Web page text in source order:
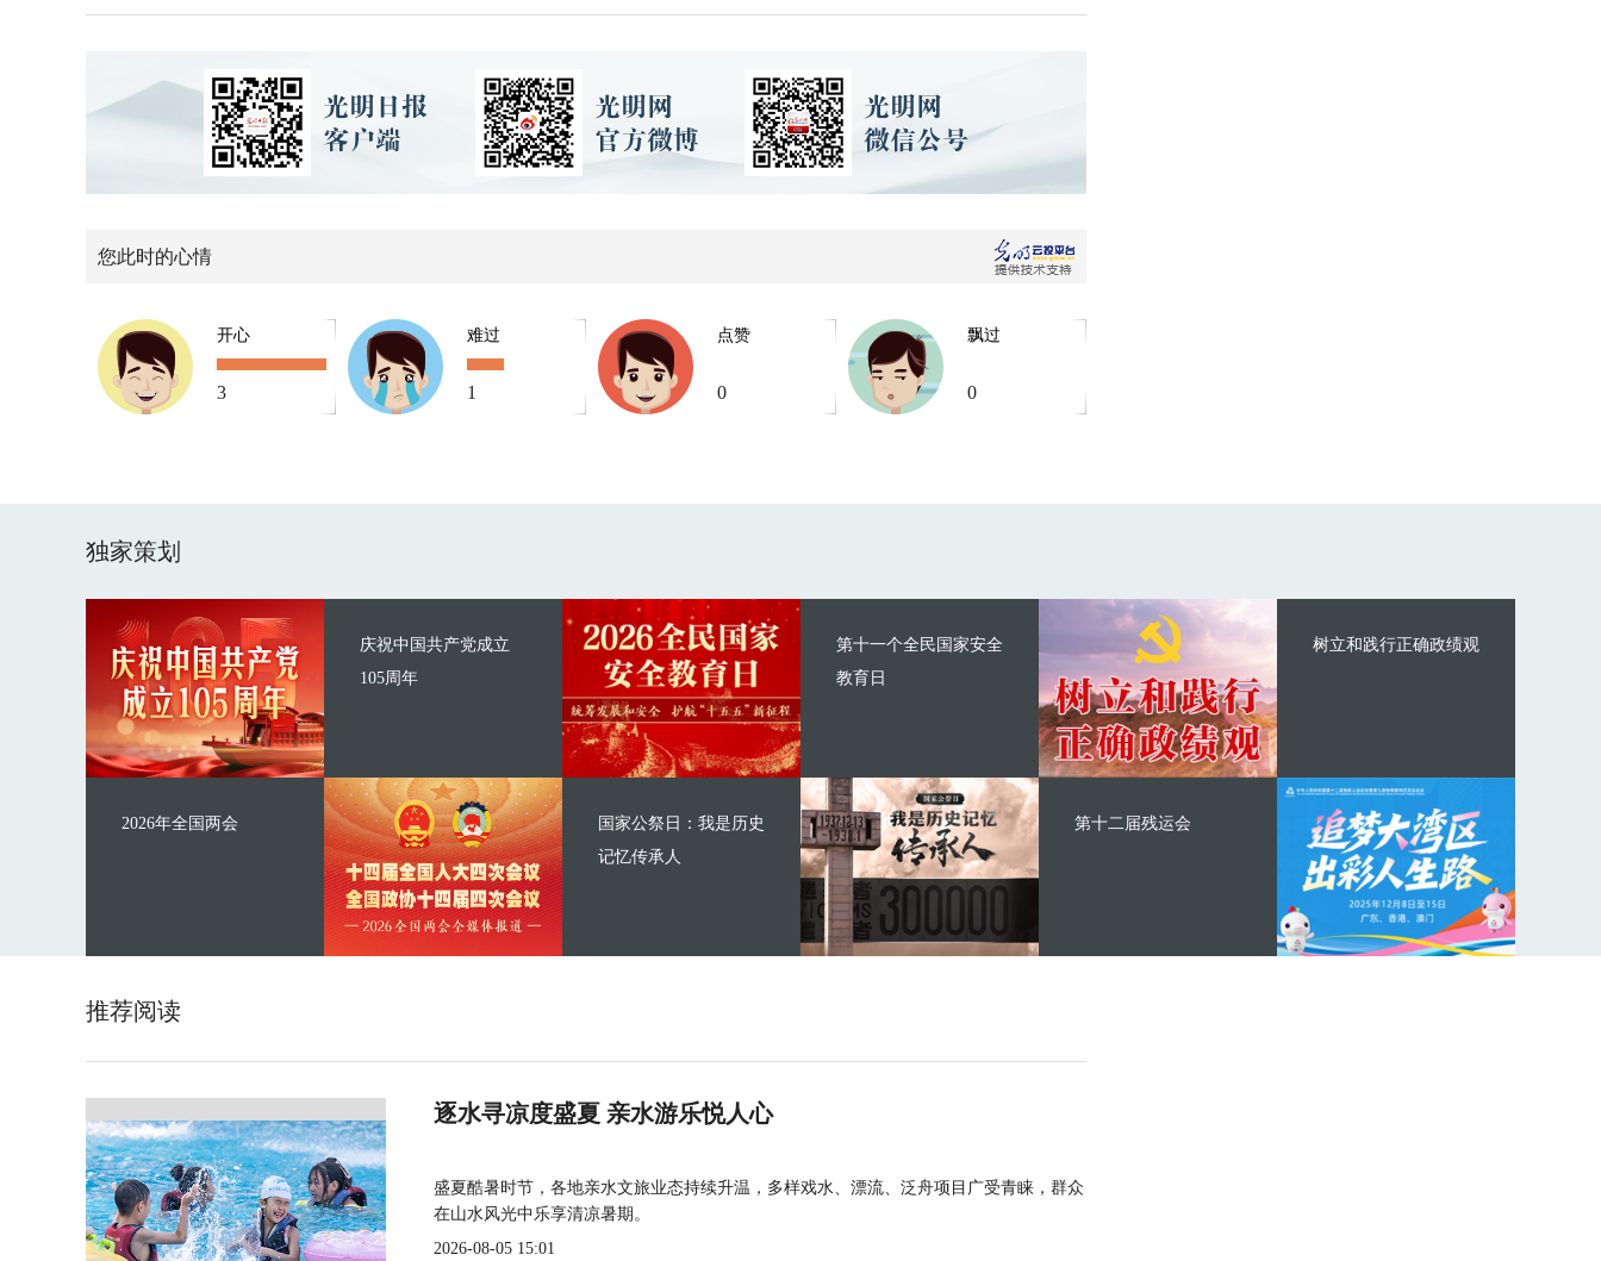
您此时的心情
开心
3
难过
1
点赞
0
飘过
0
独家策划
庆祝中国共产党成立
105周年
2026年全国两会
第十一个全民国家安全
教育日
国家公祭日：我是历史
记忆传承人
树立和践行正确政绩观
第十二届残运会
推荐阅读
逐水寻凉度盛夏 亲水游乐悦人心
盛夏酷暑时节，各地亲水文旅业态持续升温，多样戏水、漂流、泛舟项目广受青睐，群众
在山水风光中乐享清凉暑期。
2026-08-05 15:01